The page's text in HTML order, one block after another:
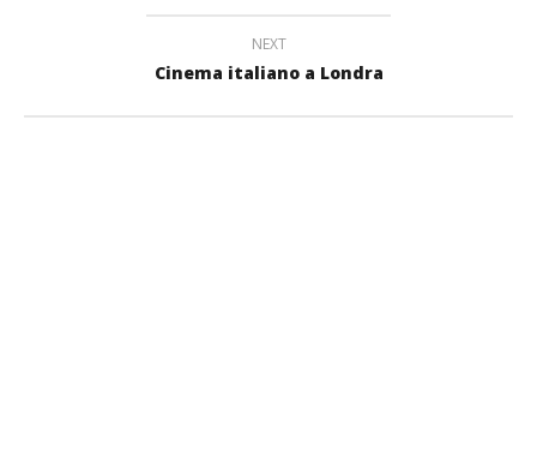
NEXT
Cinema italiano a Londra